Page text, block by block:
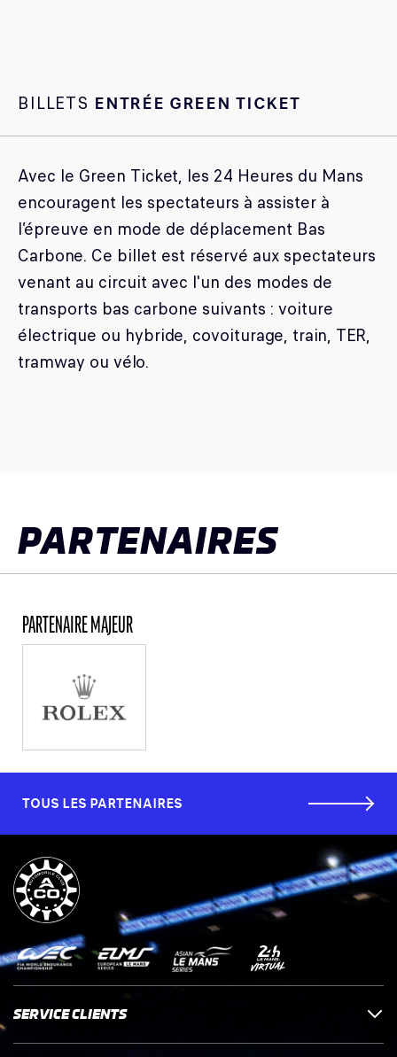
BILLETS ENTRÉE GREEN TICKET
Avec le Green Ticket, les 24 Heures du Mans
encouragent les spectateurs à assister à
l’épreuve en mode de déplacement Bas
Carbone. Ce billet est réservé aux spectateurs
venant au circuit avec l'un des modes de
transports bas carbone suivants : voiture
électrique ou hybride, covoiturage, train, TER,
tramway ou vélo.
PARTENAIRES
PARTENAIRE MAJEUR
TOUS LES PARTENAIRES
SERVICE CLIENTS